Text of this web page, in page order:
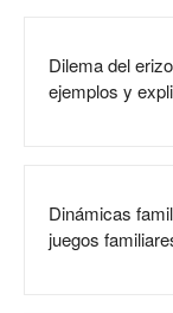
Dilema del
ejemplos y
Dinámicas
juegos